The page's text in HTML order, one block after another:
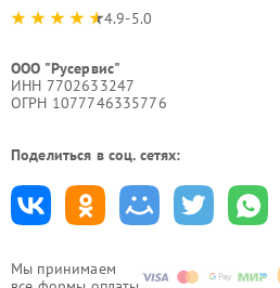
Мы принимаем
4.9-5.0
ООО "Русервис"
ИНН 7702633247
ОГРН 1077746335776
Поделиться в соц. сетях: